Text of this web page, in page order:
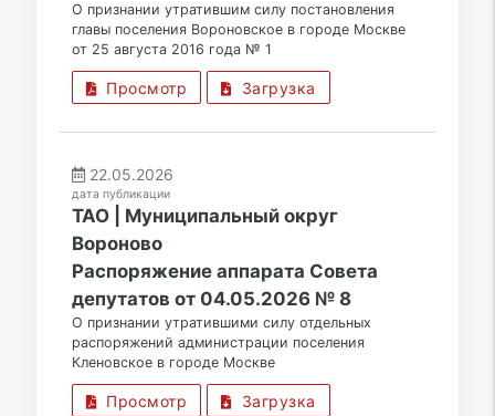
О признании утратившим силу постановления
главы поселения Вороновское в городе Москве
от 25 августа 2016 года № 1
Просмотр Загрузка
22.05.2026
дата публикации
ТАО | Муниципальный округ
Вороново
Распоряжение аппарата Совета
депутатов от 04.05.2026 № 8
О признании утратившими силу отдельных
распоряжений администрации поселения
Кленовское в городе Москве
Просмотр Загрузка